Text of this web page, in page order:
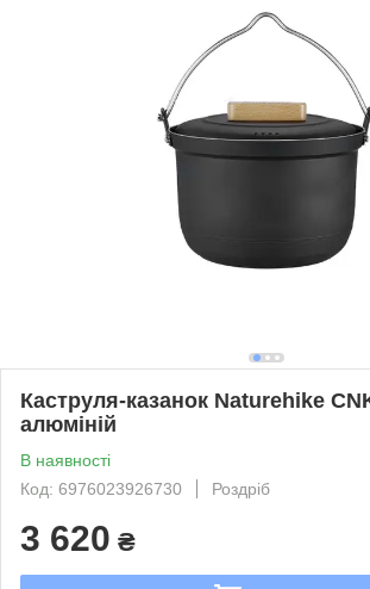
Каструля-казанок Naturehike
алюміній
В наявності
Код: 6976023926730
Роздріб
3 620 ₴